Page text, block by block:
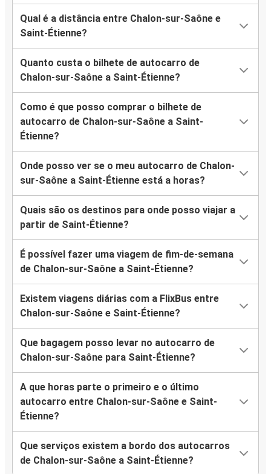
Qual é a distância entre Chalon-sur-Saône e
Saint-Étienne?
Quanto custa o bilhete de autocarro de
Chalon-sur-Saône a Saint-Étienne?
Como é que posso comprar o bilhete de
autocarro de Chalon-sur-Saône a Saint-
Étienne?
Onde posso ver se o meu autocarro de Chalon-
sur-Saône a Saint-Étienne está a horas?
Quais são os destinos para onde posso viajar a
partir de Saint-Étienne?
É possível fazer uma viagem de fim-de-semana
de Chalon-sur-Saône a Saint-Étienne?
Existem viagens diárias com a FlixBus entre
Chalon-sur-Saône e Saint-Étienne?
Que bagagem posso levar no autocarro de
Chalon-sur-Saône para Saint-Étienne?
A que horas parte o primeiro e o último
autocarro entre Chalon-sur-Saône e Saint-
Étienne?
Que serviços existem a bordo dos autocarros
de Chalon-sur-Saône a Saint-Étienne?